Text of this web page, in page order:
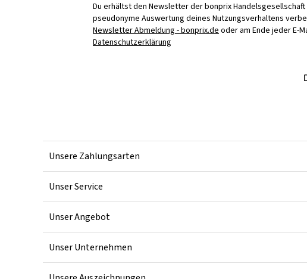
Du erhältst den Newsletter der bonprix
pseudonyme Auswertung deines Nutzungsverhaltens
Newsletter Abmeldung - bonprix.deoder am Ende jeder E-
Datenschutzerklärung
Unsere Zahlungsarten
Unser Service
Unser Angebot
Unser Unternehmen